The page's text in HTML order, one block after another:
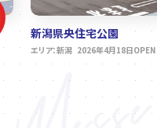
新潟県央住宅公園
エリア：新潟 2026年4月18日OPEN